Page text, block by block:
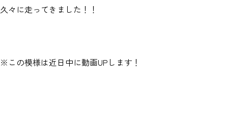
久々に走ってきました！！
※この模様は近日中に動画UPします！